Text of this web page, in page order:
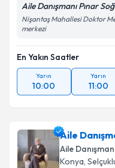
Aile Danışmanı Pınar
Nişantaş Mahallesi Doktor
merkezi
En Yakın Saatler
Yarın
10:00
Yarın
11:00
Aile
Aile
Konya,